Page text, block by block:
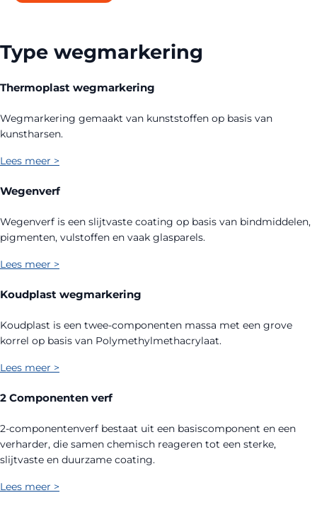
Type wegmarkering
Thermoplast wegmarkering
Wegmarkering gemaakt van kunststoffen op basis van
kunstharsen.
Lees meer >
Wegenverf
Wegenverf is een slijtvaste coating op basis van bindmiddelen,
pigmenten, vulstoffen en vaak glasparels.
Lees meer >
Koudplast wegmarkering
Koudplast is een twee-componenten massa met een grove
korrel op basis van Polymethylmethacrylaat.
Lees meer >
2 Componenten verf
2-componentenverf bestaat uit een basiscomponent en een
verharder, die samen chemisch reageren tot een sterke,
slijtvaste en duurzame coating.
Lees meer >